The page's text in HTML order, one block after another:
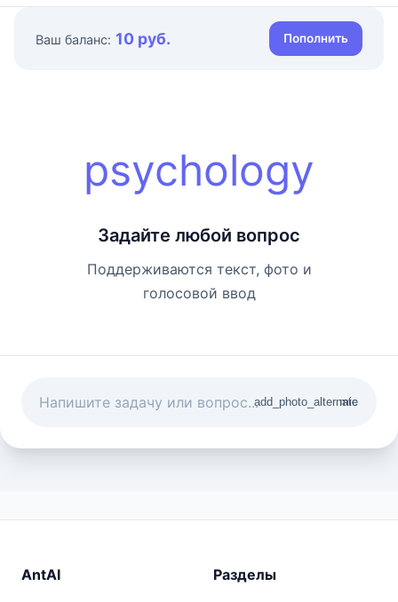
Ваш баланс: 10 руб. Пополнить
psychology
Задайте любой вопрос
Поддерживаются текст, фото и
голосовой ввод
add_photo_alternate
mic
AntAI Разделы